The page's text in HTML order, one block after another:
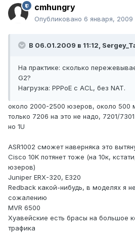
cmhungry
Опубликовано 6 января, 2009
В 06.01.2009 в 11:12,
На практике: сколько
G2?
Нагрузка: PPPoE с ACL, без NAT.
около 2000-2500 юзеров, около 500
только 7206 на это не надо, 7201/
но 1U
ASR1002 сможет наверняка это
Cisco 10K потянет тоже (на 10к,
юзеров)
Juniper ERX-320, E320
Redback какой-нибудь, в моделях я
сожалению
MVR 6500
Хуавейские есть брасы на большое
трафика